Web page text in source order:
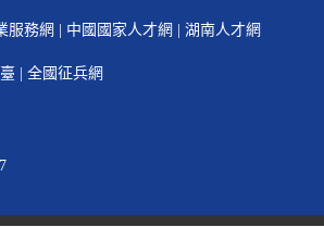
服務網 | 中國國家人才網 | 湖南人才網
| 全國征兵網